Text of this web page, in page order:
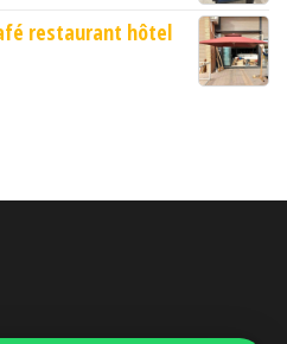
restaurant hôtel